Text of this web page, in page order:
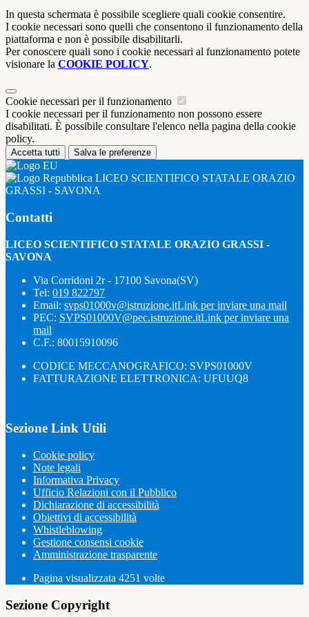
In questa schermata è possibile scegliere quali cookie consentire.
I cookie necessari sono quelli che consentono il funzionamento della
piattaforma e non è possibile disabilitarli.
Per conoscere quali sono i cookie necessari al funzionamento potete
visionare la COOKIE POLICY.
Cookie necessari per il funzionamento
I cookie necessari per il funzionamento non possono essere
disabilitati. È possibile consultare l'elenco nella pagina della cookie
policy.
Accetta tutti Salva le preferenze
LICEO SCIENTIFICO STATALE ORAZIO
GRASSI - SAVONA
Contatti
LICEO SCIENTIFICO STATALE ORAZIO GRASSI -
SAVONA
Via Corridoni 2r - 17100 Savona(SV)
Tel: 019 822797
Email: svps01000v@istruzione.itLink per inviare una mail
PEC: SVPS01000V@pec.istruzione.itLink per inviare una
mail
C.F.: 80015910096
CODICE MECCANOGRAFICO: SVPS01000V
FATTURAZIONE ELETTRONICA: UFUUQ8
Sezione Link Utili
Cookie policy
Note legali
Informativa Privacy
Ufficio Relazioni con il Pubblico
Dichiarazione di accessibilità
Obiettivi di accessibilità
Whistleblowing
Gestione consensi cookie
Amministrazione trasparente
Pagina visualizzata 4251 volte
Sezione Copyright